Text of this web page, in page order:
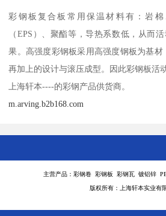
彩钢板复合板常用保温材料有：岩
（EPS）、聚酯等，导热系数低，从而
果。高强度彩钢板采用高强度钢板为基材
再加上的设计与滚压成型。因此彩钢板活
上海轩本----的彩钢产品供货商。
m.arving.b2b168.com
主营产品：彩钢卷 彩钢板 彩钢瓦 镀铝锌
版权所有：上海轩本实业有